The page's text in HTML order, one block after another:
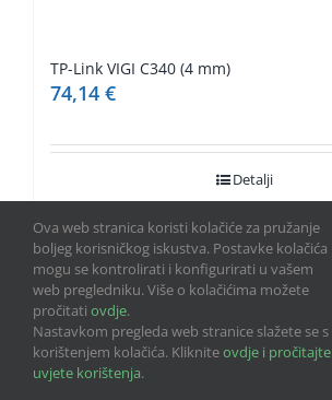
TP-Link VIGI C340 (4 mm)
74,14 €
Detalji
NA UPIT
Ova web stranica koristi kolačiće za pružanje
boljeg korisničkog iskustva. Postavke kolačića
mogu se kontrolirati i konfigurirati u vašem
web pregledniku. Više o kolačićima možete
pročitati ovdje.
Nastavkom pregleda web stranice slažete se s
korištenjem kolačića. Klikniteovdje i pročitajte
uvjete korištenja.